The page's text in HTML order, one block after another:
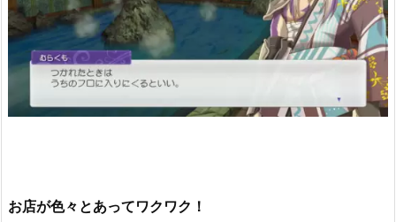
お店が色々とあってワクワク！